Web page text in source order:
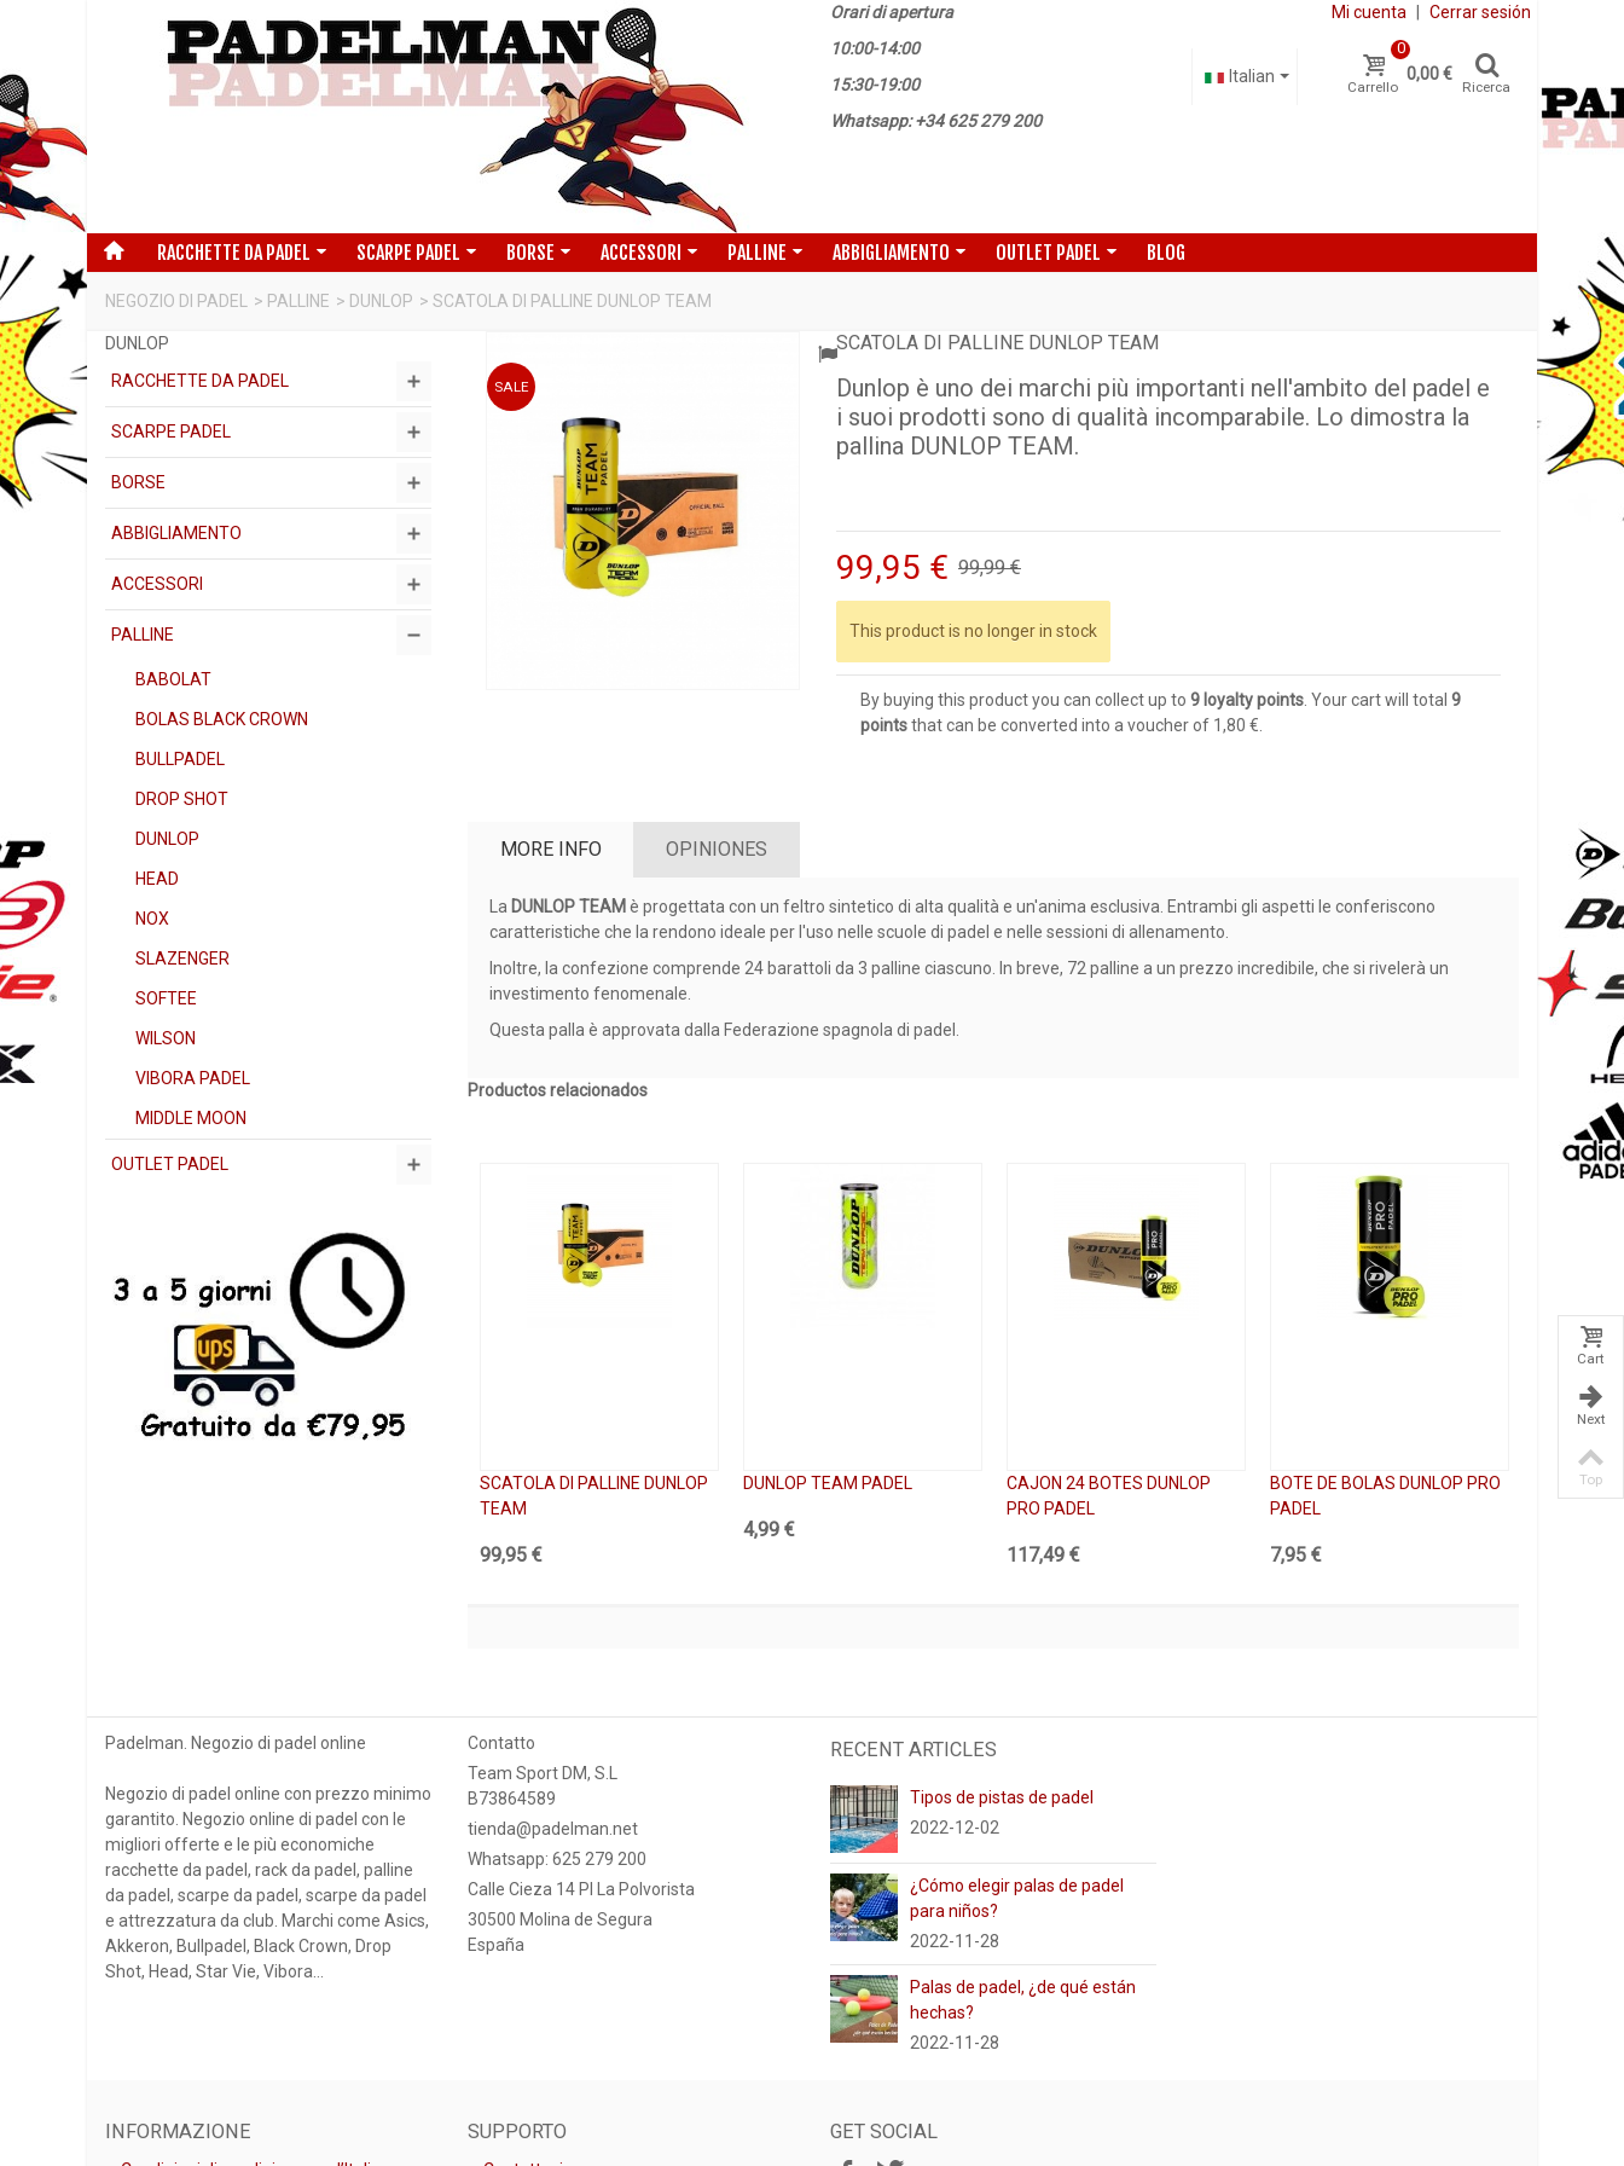
Orari di apertura
10:00-14:00
15:30-19:00
Whatsapp: +34 625 279 200
Mi cuenta Cerrar sesión
Carrello
0
0,00 €
Ricerca
Italian
RACCHETTE DA PADEL SCARPE PADEL BORSE ACCESSORI PALLINE ABBIGLIAMENTO OUTLET PADEL BLOG
NEGOZIO DI PADEL > PALLINE > DUNLOP > SCATOLA DI PALLINE DUNLOP TEAM
DUNLOP
RACCHETTE DA PADEL
SCARPE PADEL
BORSE
ABBIGLIAMENTO
ACCESSORI
PALLINE
BABOLAT
BOLAS BLACK CROWN
BULLPADEL
DROP SHOT
DUNLOP
HEAD
NOX
SLAZENGER
SOFTEE
WILSON
VIBORA PADEL
MIDDLE MOON
OUTLET PADEL
SALE
SCATOLA DI PALLINE DUNLOP TEAM
Dunlop è uno dei marchi più importanti nell'ambito del padel e
i suoi prodotti sono di qualità incomparabile. Lo dimostra la
pallina DUNLOP TEAM.
99,95 € 99,99 €
This product is no longer in stock
By buying this product you can collect up to 9loyalty points. Your cart will total 9
pointsthat can be converted into a voucher of 1,80 €
MORE INFO OPINIONES
La DUNLOP TEAMè progettata con un feltro sintetico di alta qualità e un'anima esclusiva. Entrambi gli aspetti le conferiscono
caratteristiche che la rendono ideale per l'uso nelle scuole di padel e nelle sessioni di allenamento.
Inoltre, la confezione comprende 24 barattoli da 3 palline ciascuno. In breve, 72 palline a un prezzo incredibile, che si rivelerà un
investimento fenomenale.
Questa palla è approvata dalla Federazione spagnola di padel.
Productos relacionados
SCATOLA DI PALLINE DUNLOP
TEAM
99,95 €
DUNLOP TEAM PADEL
4,99 €
CAJON 24 BOTES DUNLOP
PRO PADEL
117,49 €
BOTE DE BOLAS DUNLOP PRO
PADEL
7,95 €
Padelman. Negozio di padel online
Negozio di padel online con prezzo minimo
garantito. Negozio online di padel con le
migliori offerte e le più economiche
racchette da padel, rack da padel, palline
da padel, scarpe da padel, scarpe da padel
e attrezzatura da club. Marchi come Asics,
Akkeron, Bullpadel, Black Crown, Drop
Shot, Head, Star Vie, Vibora...
Contatto
Team Sport DM, S.L
B73864589
tienda@padelman.net
Whatsapp: 625 279 200
Calle Cieza 14 PI La Polvorista
30500 Molina de Segura
España
RECENT ARTICLES
Tipos de pistas de padel
2022-12-02
¿Cómo elegir palas de padel
para niños?
2022-11-28
Palas de padel, ¿de qué están
hechas?
2022-11-28
INFORMAZIONE SUPPORTO GET SOCIAL
Cart
Next
Top